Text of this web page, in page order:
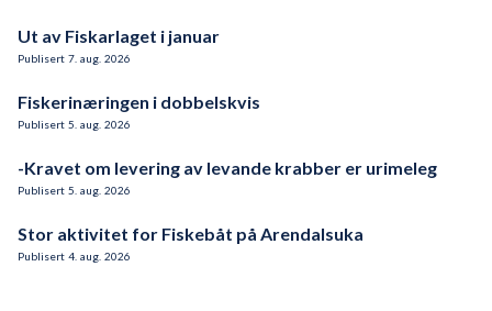
Ut av Fiskarlaget i januar
Publisert 7 aug. 2026
Fiskerinæringen i dobbelskvis
Publisert 5 aug. 2026
-Kravet om levering av levande krabber er urimeleg
Publisert 5 aug. 2026
Stor aktivitet for Fiskebåt på Arendalsuka
Publisert 4 aug. 2026